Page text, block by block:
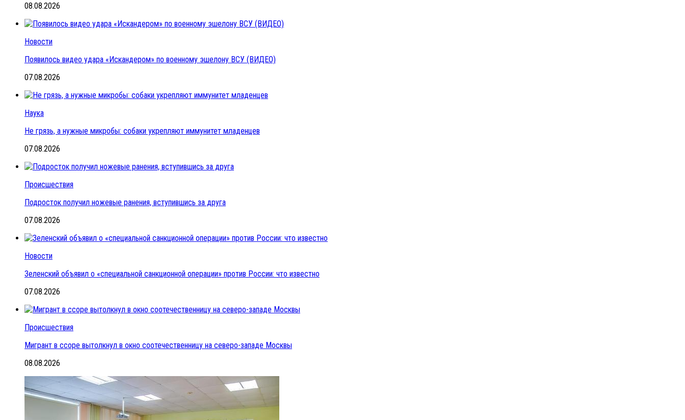
08.08.2026
Новости
Появилось видео удара «Искандером» по военному эшелону ВСУ (ВИДЕО)
07.08.2026
Наука
Не грязь, а нужные микробы: собаки укрепляют иммунитет младенцев
07.08.2026
Происшествия
Подросток получил ножевые ранения, вступившись за друга
07.08.2026
Новости
Зеленский объявил о «специальной санкционной операции» против России: что известно
07.08.2026
Происшествия
Мигрант в ссоре вытолкнул в окно соотечественницу на северо-западе Москвы
08.08.2026